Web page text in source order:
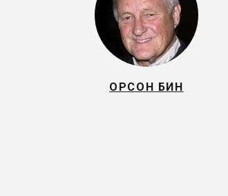
ОРСОН БИН